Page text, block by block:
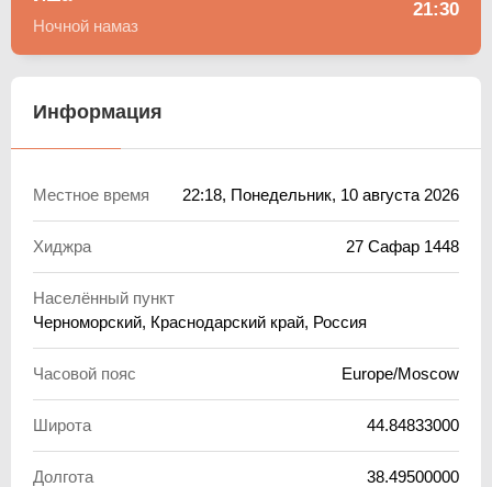
Ночной намаз
21:30
Информация
Местное время 22:18, Понедельник, 10 августа 2026
Хиджра 27 Сафар 1448
Населённый пункт
Черноморский, Краснодарский край, Россия
Часовой пояс Europe/Moscow
Широта 44.84833000
Долгота 38.49500000